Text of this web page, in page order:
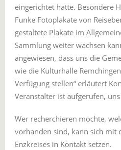
eingerichtet hatte. Besondere
Funke Fotoplakate von
gestaltete Plakate im
Sammlung weiter wachsen
angewiesen, dass uns die
wie die Kulturhalle
Verfügung stellen“ erläutert
Veranstalter ist aufgerufen,
Wer recherchieren möchte,
vorhanden sind, kann sich mit
Enzkreises in Kontakt setzen.